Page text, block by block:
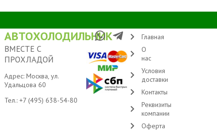
АВТОХОЛОДИЛЬНИК
ВМЕСТЕ С
ПРОХЛАДОЙ
Адрес: Москва, ул.
Удальцова 60
Тел.: +7 (495) 638-54-80
Главная
О
нас
Условия
доставки
Контакты
Реквизиты
компании
Оферта